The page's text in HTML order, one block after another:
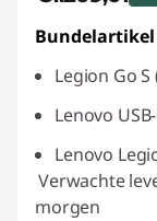
eCoupon-
eCoupon
Legion Go S
Lenovo
Lenovo
Verwachte
morgen